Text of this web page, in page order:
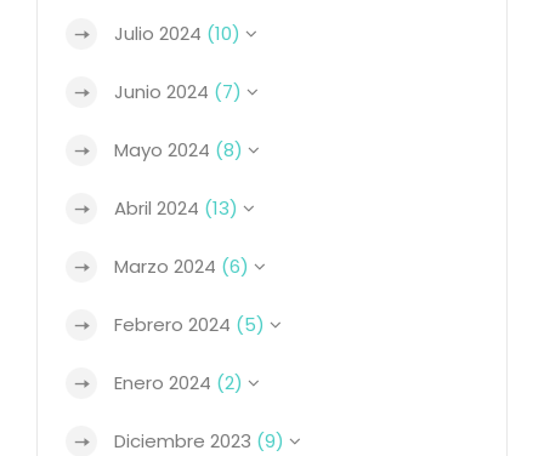
Julio 2024 (10)
Junio 2024 (7)
Mayo 2024 (8)
Abril 2024 (13)
Marzo 2024 (6)
Febrero 2024 (5)
Enero 2024 (2)
Diciembre 2023 (9)